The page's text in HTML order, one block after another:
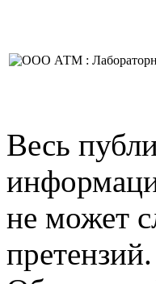
Весь
не может
претензий.